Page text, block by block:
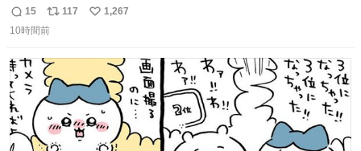
安鉄筋家族
返
信
15
リ
ポ
ト
数
117
い
1,267
10時間前